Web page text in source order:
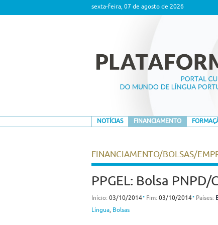
sexta-feira, 07 de agosto de 2026
NOTÍCIAS FINANCIAMENTO
FINANCIAMENTO/BOLSAS/
PPGEL: Bolsa
Início: 03/10/2014⋅ Fim: 03/10/2014⋅ Países:
Língua, Bolsas